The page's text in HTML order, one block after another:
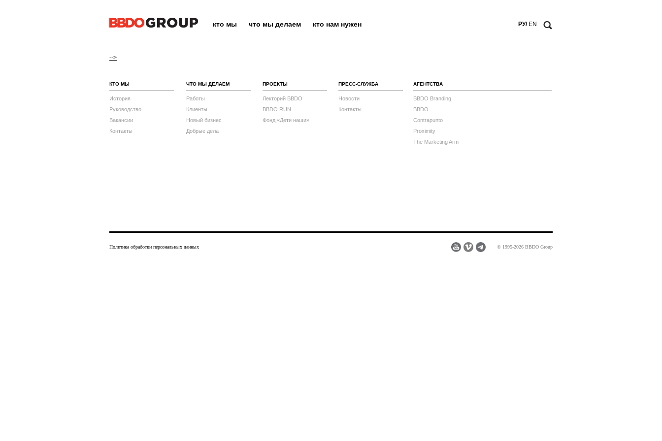
кто мы что мы делаем кто нам нужен РУ/ EN
-->
КТО МЫ
История
Руководство
Вакансии
Контакты
ЧТО МЫ ДЕЛАЕМ
Работы
Клиенты
Новый бизнес
Добрые дела
ПРОЕКТЫ
Лекторий BBDO
BBDO RUN
Фонд «Дети наши»
ПРЕСС-СЛУЖБА
Новости
Контакты
АГЕНТСТВА
BBDO Branding
BBDO
Contrapunto
Proximity
The Marketing Arm
© 1995-2026 BBDO Group
Политика обработки персональных данных